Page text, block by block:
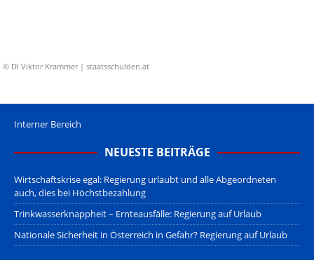
© DI Viktor Krammer | staatsschulden.at
Interner Bereich
NEUESTE BEITRÄGE
Wirtschaftskrise egal: Regierung urlaubt und alle Abgeordneten
auch, dies bei Höchstbezahlung
Trinkwasserknappheit – Ernteausfälle: Regierung auf Urlaub
Nationale Sicherheit in Österreich in Gefahr? Regierung auf Urlaub